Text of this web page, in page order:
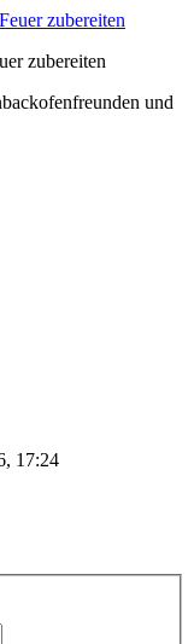
zubereiten
und
17:24